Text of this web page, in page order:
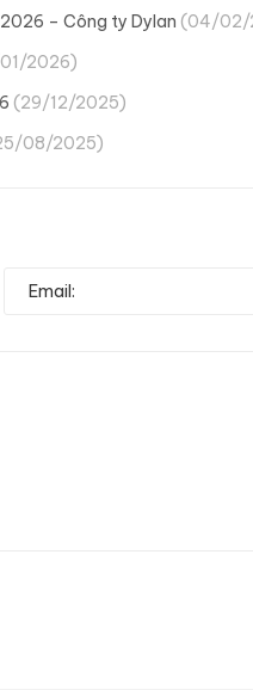
– Công ty Dylan (04/02/
2026)
(29/12/2025)
08/2025)